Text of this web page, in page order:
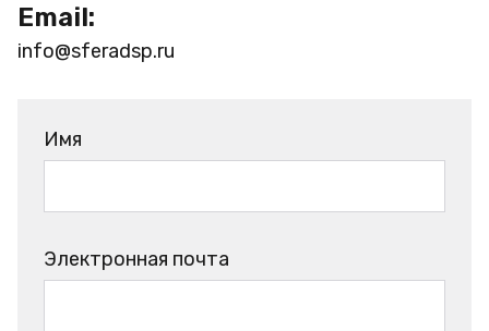
Email:
info@sferadsp.ru
Имя
Электронная почта